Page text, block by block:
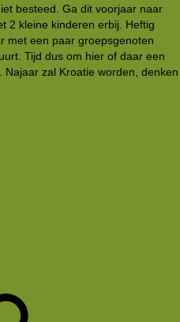
besteed. Ga dit voorjaar naar
2 kleine kinderen erbij. Heftig
met een paar groepsgenoten
Tijd dus om hier of daar een
zal Kroatie worden, denken